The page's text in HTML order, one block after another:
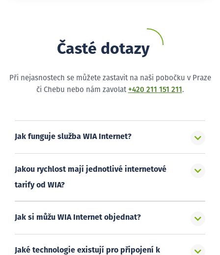
Časté dotazy
Při nejasnostech se můžete zastavit na naši pobočku v Praze
či Chebu nebo nám zavolat +420 211 151 211 .
Jak funguje služba WIA Internet?
Jakou rychlost mají jednotlivé internetové
tarify od WIA?
Jak si můžu WIA Internet objednat?
Jaké technologie existují pro připojení k